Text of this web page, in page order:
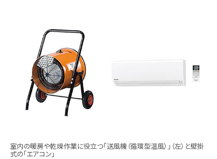
室内の暖房や乾燥作業に役立つ「送風機（循環型温風）」（左）と壁掛
式の「エアコン」